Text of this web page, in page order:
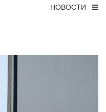
НОВОСТИ